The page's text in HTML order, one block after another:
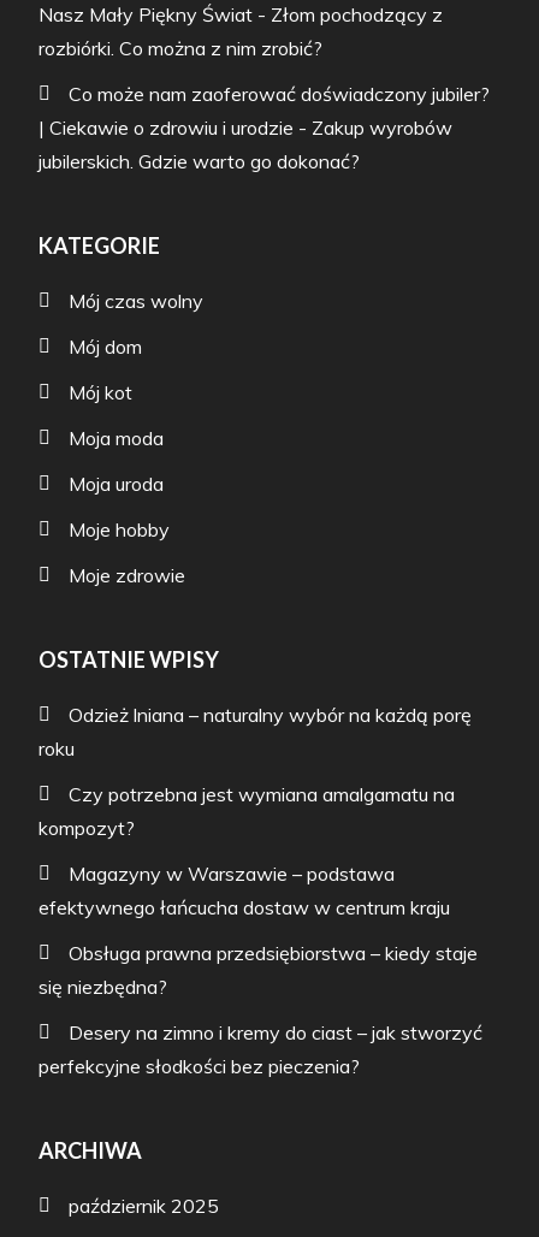
Nasz Mały Piękny Świat - Złom pochodzący z
rozbiórki. Co można z nim zrobić?
Co może nam zaoferować doświadczony jubiler?
| Ciekawie o zdrowiu i urodzie - Zakup wyrobów
jubilerskich. Gdzie warto go dokonać?
KATEGORIE
Mój czas wolny
Mój dom
Mój kot
Moja moda
Moja uroda
Moje hobby
Moje zdrowie
OSTATNIE WPISY
Odzież lniana – naturalny wybór na każdą porę
roku
Czy potrzebna jest wymiana amalgamatu na
kompozyt?
Magazyny w Warszawie – podstawa
efektywnego łańcucha dostaw w centrum kraju
Obsługa prawna przedsiębiorstwa – kiedy staje
się niezbędna?
Desery na zimno i kremy do ciast – jak stworzyć
perfekcyjne słodkości bez pieczenia?
ARCHIWA
październik 2025